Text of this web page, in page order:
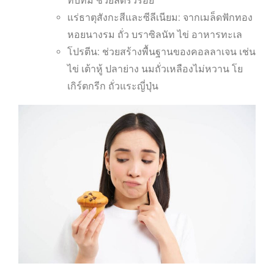
แร่ธาตุสังกะสีและซีลีเนียม: จากเมล็ดฟักทอง
หอยนางรม ถั่ว บราซิลนัท ไข่ อาหารทะเล
โปรตีน: ช่วยสร้างพื้นฐานของคอลลาเจน เช่น
ไข่ เต้าหู้ ปลาย่าง นมถั่วเหลืองไม่หวาน โย
เกิร์ตกรีก ถั่วแระญี่ปุ่น